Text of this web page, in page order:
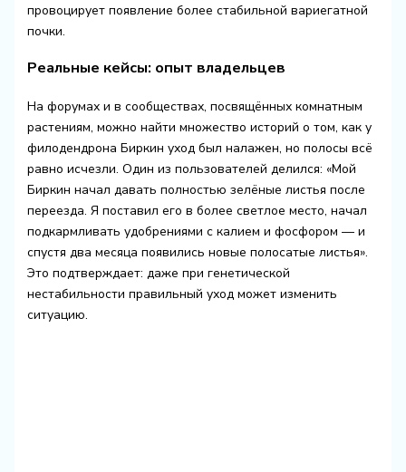
провоцирует появление более стабильной вариегатной
почки.
Реальные кейсы: опыт владельцев
На форумах и в сообществах, посвящённых комнатным
растениям, можно найти множество историй о том, как у
филодендрона Биркин уход был налажен, но полосы всё
равно исчезли. Один из пользователей делился: «Мой
Биркин начал давать полностью зелёные листья после
переезда. Я поставил его в более светлое место, начал
подкармливать удобрениями с калием и фосфором — и
спустя два месяца появились новые полосатые листья».
Это подтверждает: даже при генетической
нестабильности правильный уход может изменить
ситуацию.